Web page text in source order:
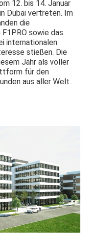
12. bis 14. Januar
Dubai vertreten. Im
die
sowie das
internationalen
stießen. Die
Jahr als voller
für den
aus aller Welt.